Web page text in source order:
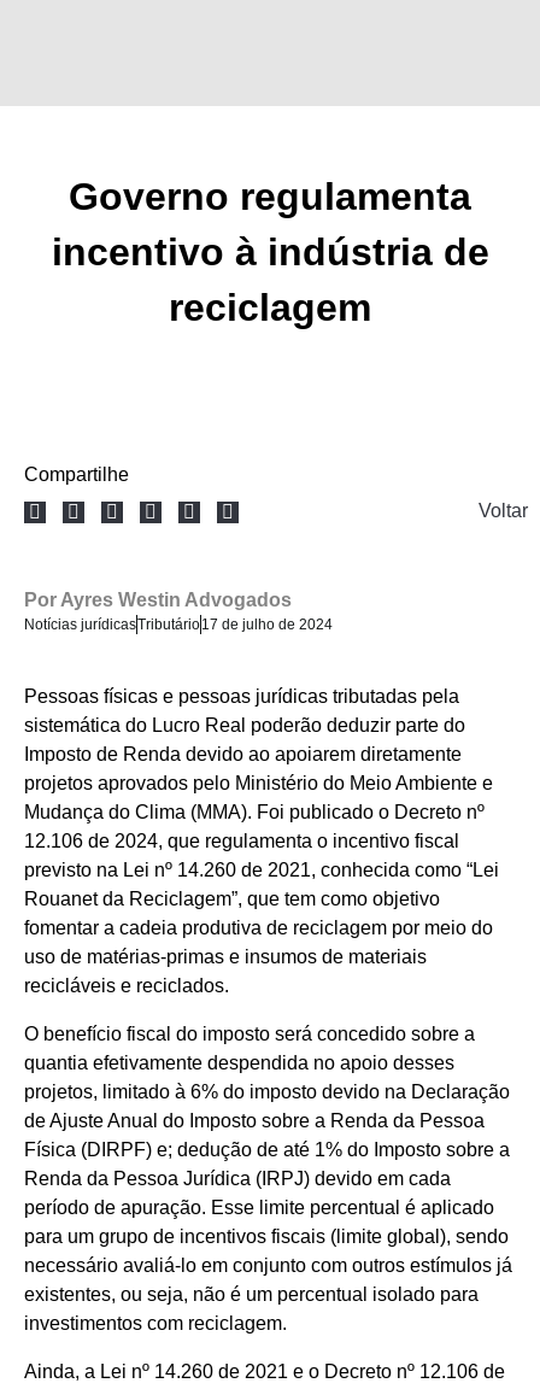
Governo regulamenta
incentivo à indústria de
reciclagem
Compartilhe
Voltar
Por Ayres Westin Advogados
Notícias jurídicasTributário17 de julho de 2024
Pessoas físicas e pessoas jurídicas tributadas pela
sistemática do Lucro Real poderão deduzir parte do
Imposto de Renda devido ao apoiarem diretamente
projetos aprovados pelo Ministério do Meio Ambiente e
Mudança do Clima (MMA). Foi publicado o Decreto nº
12.106 de 2024, que regulamenta o incentivo fiscal
previsto na Lei nº 14.260 de 2021, conhecida como “Lei
Rouanet da Reciclagem”, que tem como objetivo
fomentar a cadeia produtiva de reciclagem por meio do
uso de matérias-primas e insumos de materiais
recicláveis e reciclados.
O benefício fiscal do imposto será concedido sobre a
quantia efetivamente despendida no apoio desses
projetos, limitado à 6% do imposto devido na Declaração
de Ajuste Anual do Imposto sobre a Renda da Pessoa
Física (DIRPF) e; dedução de até 1% do Imposto sobre a
Renda da Pessoa Jurídica (IRPJ) devido em cada
período de apuração. Esse limite percentual é aplicado
para um grupo de incentivos fiscais (limite global), sendo
necessário avaliá-lo em conjunto com outros estímulos já
existentes, ou seja, não é um percentual isolado para
investimentos com reciclagem.
Ainda, a Lei nº 14.260 de 2021 e o Decreto nº 12.106 de